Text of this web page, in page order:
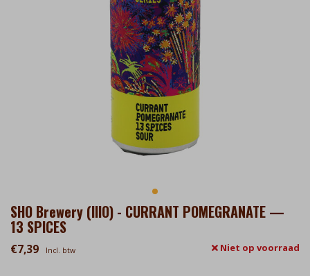
SHO Brewery (IIIO) - CURRANT POMEGRANATE —
13 SPICES
€7,39 Incl. btw Niet op voorraad